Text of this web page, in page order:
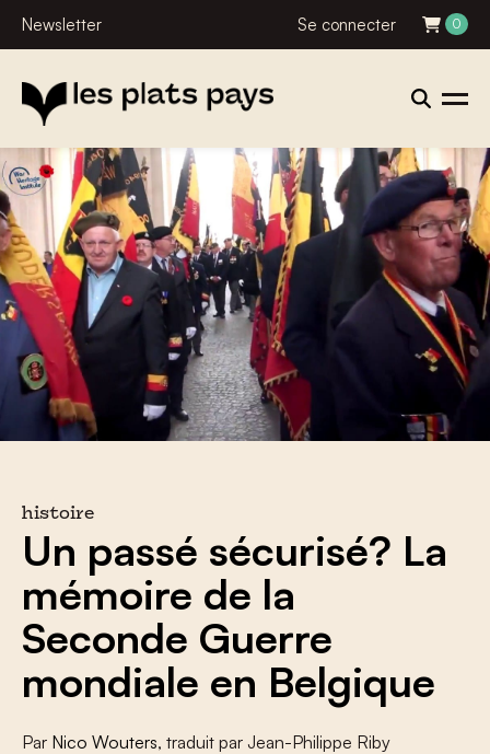
Newsletter Se connecter 0
histoire
Un passé sécurisé? La
mémoire de la
Seconde Guerre
mondiale en Belgique
Par Nico Wouters, traduit par Jean-Philippe Riby